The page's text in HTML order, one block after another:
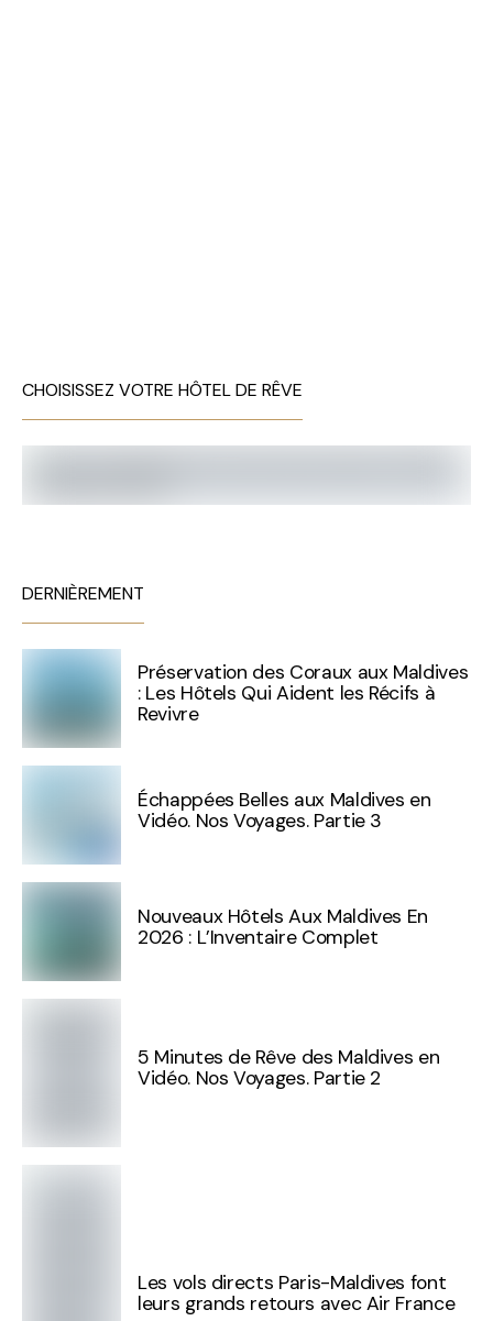
CHOISISSEZ VOTRE HÔTEL DE RÊVE
DERNIÈREMENT
Préservation des Coraux aux Maldives
: Les Hôtels Qui Aident les Récifs à
Revivre
Échappées Belles aux Maldives en
Vidéo. Nos Voyages. Partie 3
Nouveaux Hôtels Aux Maldives En
2026 : L’Inventaire Complet
5 Minutes de Rêve des Maldives en
Vidéo. Nos Voyages. Partie 2
Les vols directs Paris-Maldives font
leurs grands retours avec Air France